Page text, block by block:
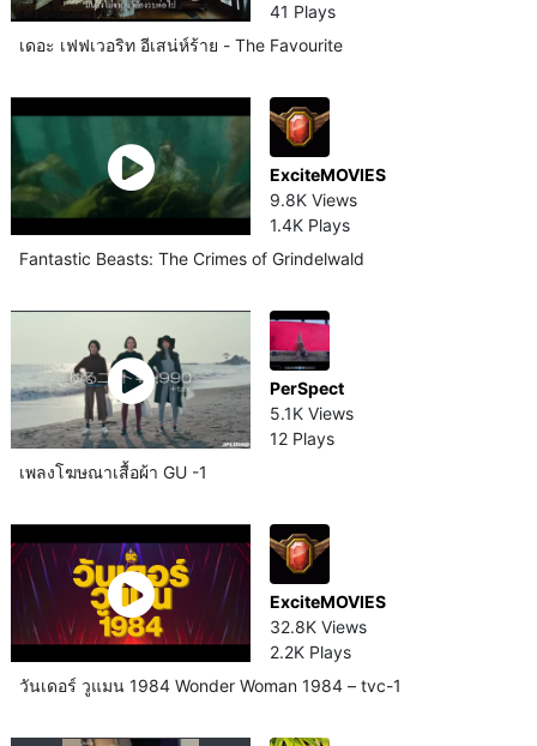
41 Plays
เดอะ เฟฟเวอริท อีเสน่ห์ร้าย - The Favourite
ExciteMOVIES
9.8K Views
1.4K Plays
Fantastic Beasts: The Crimes of Grindelwald
PerSpect
5.1K Views
12 Plays
เพลงโฆษณาเสื้อผ้า GU -1
ExciteMOVIES
32.8K Views
2.2K Plays
วันเดอร์ วูแมน 1984 Wonder Woman 1984 – tvc-1